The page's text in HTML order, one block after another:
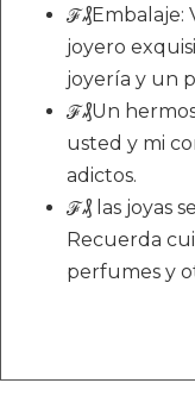
ℱ₰Embalaje:
joyero
joyería y un
ℱ₰Un
usted y mi
adictos.
ℱ₰ las joyas
Recuerda
perfumes y